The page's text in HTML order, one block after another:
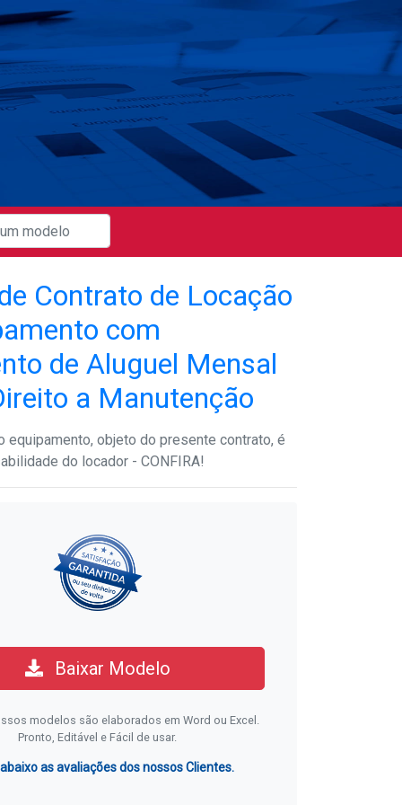
Contrato de Locação
com
de Aluguel Mensal
a Manutenção
equipamento, objeto do presente contrato, é
do locador - CONFIRA!
Baixar Modelo
modelos são elaborados em Word ou Excel.
Pronto, Editável e Fácil de usar.
abaixo as avaliações dos nossos Clientes.